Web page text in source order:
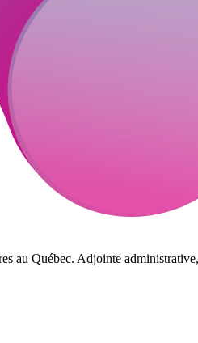
au Québec. Adjointe